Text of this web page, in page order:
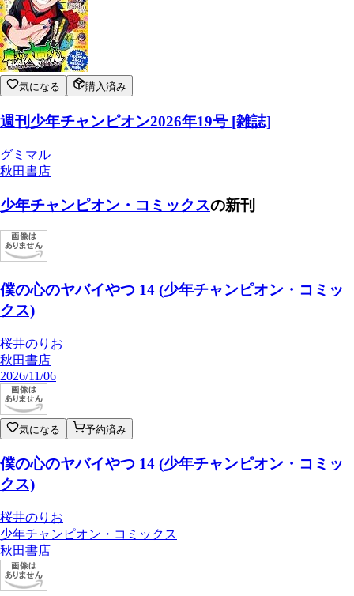
気になる 購入済み
週刊少年チャンピオン2026年19号 [雑誌]
グミマル
秋田書店
少年チャンピオン・コミックスの新刊
僕の心のヤバイやつ 14 (少年チャンピオン・コミッ
クス)
桜井のりお
秋田書店
2026/11/06
気になる 予約済み
僕の心のヤバイやつ 14 (少年チャンピオン・コミッ
クス)
桜井のりお
少年チャンピオン・コミックス
秋田書店